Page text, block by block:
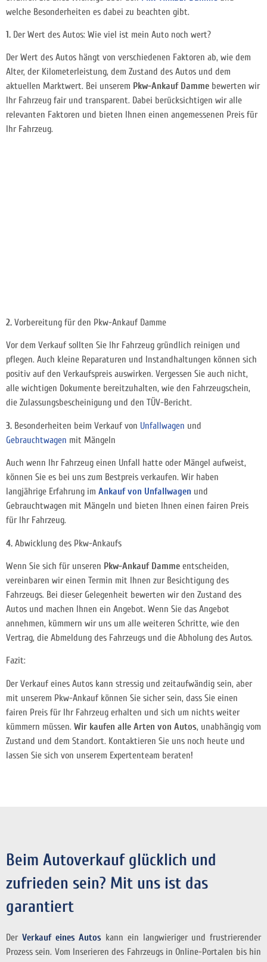
welche Besonderheiten es dabei zu beachten gibt.
1. Der Wert des Autos: Wie viel ist mein Auto noch wert?
Der Wert des Autos hängt von verschiedenen Faktoren ab, wie dem
Alter, der Kilometerleistung, dem Zustand des Autos und dem
aktuellen Marktwert. Bei unserem Pkw-Ankauf Damme bewerten wir
Ihr Fahrzeug fair und transparent. Dabei berücksichtigen wir alle
relevanten Faktoren und bieten Ihnen einen angemessenen Preis für
Ihr Fahrzeug.
2. Vorbereitung für den Pkw-AnkaufDamme
Vor dem Verkauf sollten Sie Ihr Fahrzeug gründlich reinigen und
pflegen. Auch kleine Reparaturen und Instandhaltungen können sich
positiv auf den Verkaufspreis auswirken. Vergessen Sie auch nicht,
alle wichtigen Dokumente bereitzuhalten, wie den Fahrzeugschein,
die Zulassungsbescheinigung und den TÜV-Bericht.
3. Besonderheiten beim Verkauf von Unfallwagen und
Gebrauchtwagen mit Mängeln
Auch wenn Ihr Fahrzeug einen Unfall hatte oder Mängel aufweist,
können Sie es bei uns zum Bestpreis verkaufen. Wir haben
langjährige Erfahrung im Ankauf von Unfallwagen und
Gebrauchtwagen mit Mängeln und bieten Ihnen einen fairen Preis
für Ihr Fahrzeug.
4. Abwicklung des Pkw-Ankaufs
Wenn Sie sich für unseren Pkw-Ankauf Damme entscheiden,
vereinbaren wir einen Termin mit Ihnen zur Besichtigung des
Fahrzeugs. Bei dieser Gelegenheit bewerten wir den Zustand des
Autos und machen Ihnen ein Angebot. Wenn Sie das Angebot
annehmen, kümmern wir uns um alle weiteren Schritte, wie den
Vertrag, die Abmeldung des Fahrzeugs und die Abholung des Autos.
Fazit:
Der Verkauf eines Autos kann stressig und zeitaufwändig sein, aber
mit unserem Pkw-Ankauf können Sie sicher sein, dass Sie einen
fairen Preis für Ihr Fahrzeug erhalten und sich um nichts weiter
kümmern müssen. Wir kaufen alle Arten von Autos, unabhängig vom
Zustand und dem Standort. Kontaktieren Sie uns noch heute und
lassen Sie sich von unserem Expertenteam beraten!
Beim Autoverkauf glücklich und
zufrieden sein? Mit uns ist das
garantiert
Der Verkauf eines Autos kann ein langwieriger und frustrierender
Prozess sein. Vom Inserieren des Fahrzeugs in Online-Portalen bis hin